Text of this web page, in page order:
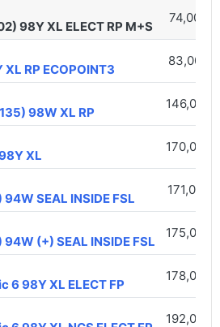
98Y XL ELECT RP M+S
74,00 €
XL RP ECOPOINT3
83,00 €
98W XL RP
146,00 €
XL
170,00 €
SEAL INSIDE FSL
171,00 €
(+) SEAL INSIDE FSL
175,00 €
6 98Y XL ELECT FP
178,00 €
192,00 €